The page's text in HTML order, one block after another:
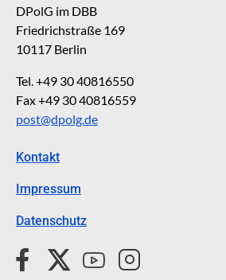
DPolG im DBB
Friedrichstraße 169
10117 Berlin
Tel. +49 30 40816550
Fax +49 30 40816559
post@dpolg.de
Kontakt
Impressum
Datenschutz